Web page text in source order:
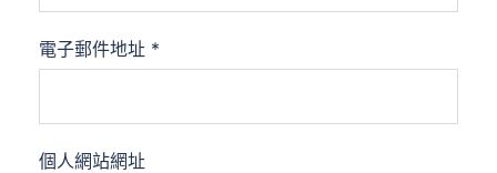
電子郵件地址 *
個人網站網址